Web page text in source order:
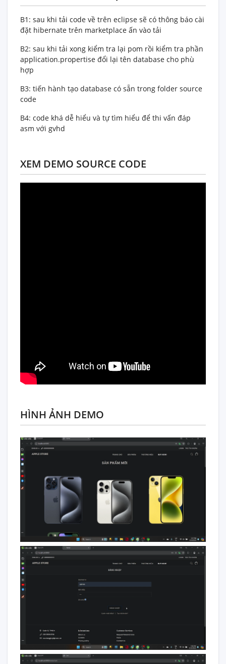
B1: sau khi tải code về trên eclipse sẽ có thông báo cài
đặt hibernate trên marketplace ấn vào tải
B2: sau khi tải xong kiểm tra lại pom rồi kiểm tra phần
application.propertise đổi lại tên database cho phù
hợp
B3: tiến hành tạo database có sẵn trong folder source
code
B4: code khá dễ hiểu và tự tìm hiểu để thi vấn đáp
asm với gvhd
XEM DEMO SOURCE CODE
HÌNH ẢNH DEMO